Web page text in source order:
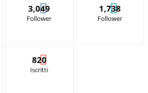
3,049
Follower
1,738
Follower
820
Iscritti